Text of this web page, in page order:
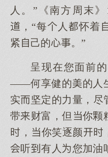
人。”《南方周末
，“每人怀着
紧己的。”
呈现在您面前
——何享健的的人
实坚定的力量，
带财富，但你颗
，你笑逐颜
听有人您加油